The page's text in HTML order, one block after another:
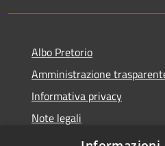
Albo Pretorio
Amministrazione
Informativa privacy
Note legali
Dichiarazione di accessibilità